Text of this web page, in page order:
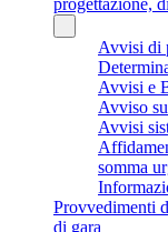
Avvisi di
Avvisi e
Avviso
Avvisi
somma
Provvedimenti
di gara